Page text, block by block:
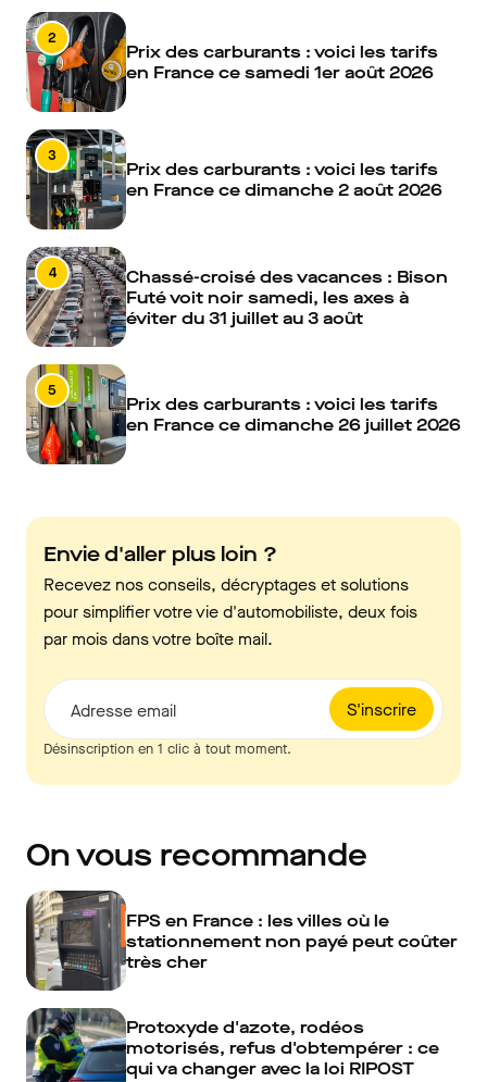
2
Prix des carburants : voici les tarifs
en France ce samedi 1er août 2026
3
Prix des carburants : voici les tarifs
en France ce dimanche 2 août 2026
4
Chassé-croisé des vacances : Bison
Futé voit noir samedi, les axes à
éviter du 31 juillet au 3 août
5
Prix des carburants : voici les tarifs
en France ce dimanche 26 juillet 2026
Envie d'aller plus loin ?
Recevez nos conseils, décryptages et solutions
pour simplifier votre vie d'automobiliste, deux fois
par mois dans votre boîte mail.
S'inscrire
Adresse email
Désinscription en 1 clic à tout moment.
On vous recommande
FPS en France : les villes où le
stationnement non payé peut coûter
très cher
Protoxyde d'azote, rodéos
motorisés, refus d'obtempérer : ce
qui va changer avec la loi RIPOST